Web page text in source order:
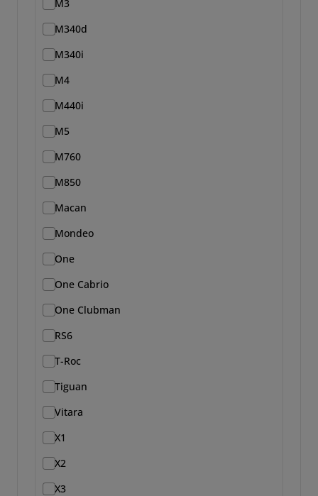
M3
M340d
M340i
M4
M440i
M5
M760
M850
Macan
Mondeo
One
One Cabrio
One Clubman
RS6
T-Roc
Tiguan
Vitara
X1
X2
X3